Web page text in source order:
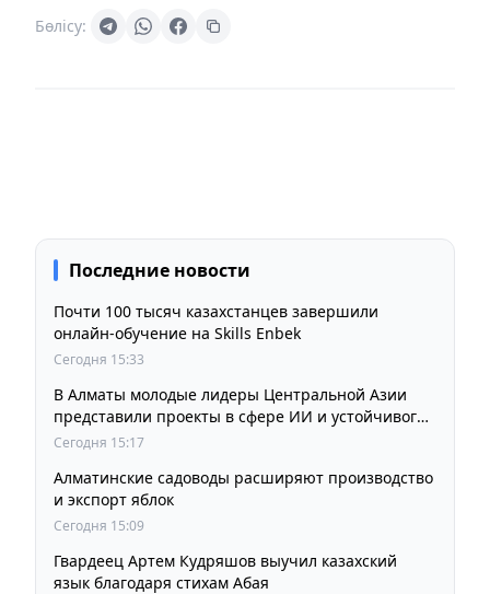
Бөлісу:
Последние новости
Почти 100 тысяч казахстанцев завершили
онлайн-обучение на Skills Enbek
Сегодня 15:33
В Алматы молодые лидеры Центральной Азии
представили проекты в сфере ИИ и устойчивого
развития
Сегодня 15:17
Алматинские садоводы расширяют производство
и экспорт яблок
Сегодня 15:09
Гвардеец Артем Кудряшов выучил казахский
язык благодаря стихам Абая